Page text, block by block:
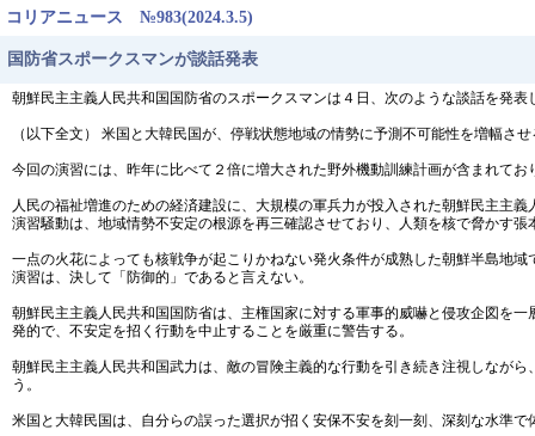
コリアニュース №983(2024.3.5)
国防省スポークスマンが談話発表
朝鮮民主主義人民共和国国防省のスポークスマンは４日、次のような談話を発表
（以下全文） 米国と大韓民国が、停戦状態地域の情勢に予測不可能性を増幅さ
今回の演習には、昨年に比べて２倍に増大された野外機動訓練計画が含まれて
人民の福祉増進のための経済建設に、大規模の軍兵力が投入された朝鮮民主主
演習騒動は、地域情勢不安定の根源を再三確認させており、人類を核で脅かす
一点の火花によっても核戦争が起こりかねない発火条件が成熟した朝鮮半島地
演習は、決して「防御的」であると言えない。
朝鮮民主主義人民共和国国防省は、主権国家に対する軍事的威嚇と侵攻企図を
発的で、不安定を招く行動を中止することを厳重に警告する。
朝鮮民主主義人民共和国武力は、敵の冒険主義的な行動を引き続き注視しなが
う。
米国と大韓民国は、自分らの誤った選択が招く安保不安を刻一刻、深刻な水準